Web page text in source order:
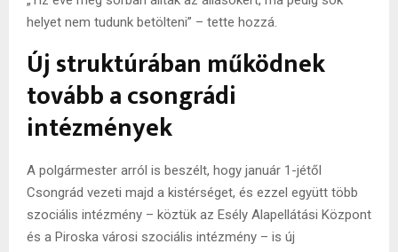
helyet nem tudunk betölteni” – tette hozzá.
Új struktúrában működnek
tovább a csongrádi
intézmények
A polgármester arról is beszélt, hogy január 1-jétől
Csongrád vezeti majd a kistérséget, és ezzel együtt több
szociális intézmény – köztük az Esély Alapellátási Központ
és a Piroska városi szociális intézmény – is új